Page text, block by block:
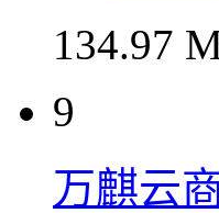
134.97
9
万麒云